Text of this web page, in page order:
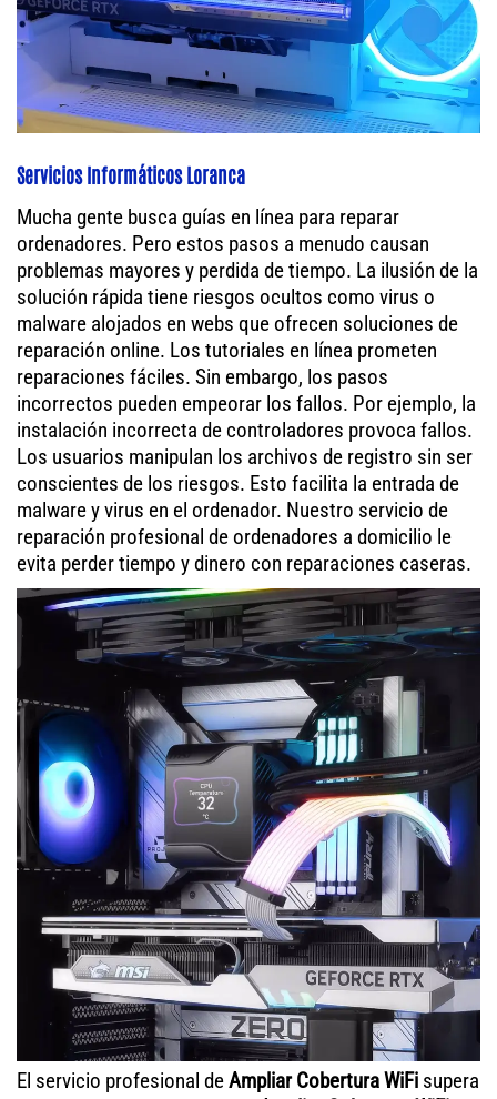
Servicios Informáticos Loranca
Mucha gente busca guías en línea para reparar
ordenadores. Pero estos pasos a menudo causan
problemas mayores y perdida de tiempo. La ilusión de la
solución rápida tiene riesgos ocultos como virus o
malware alojados en webs que ofrecen soluciones de
reparación online. Los tutoriales en línea prometen
reparaciones fáciles. Sin embargo, los pasos
incorrectos pueden empeorar los fallos. Por ejemplo, la
instalación incorrecta de controladores provoca fallos.
Los usuarios manipulan los archivos de registro sin ser
conscientes de los riesgos. Esto facilita la entrada de
malware y virus en el ordenador. Nuestro servicio de
reparación profesional de ordenadores a domicilio le
evita perder tiempo y dinero con reparaciones caseras.
El servicio profesional deAmpliar Cobertura WiFi supera